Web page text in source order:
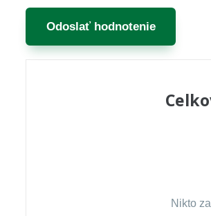
Odoslať hodnotenie
Nikto